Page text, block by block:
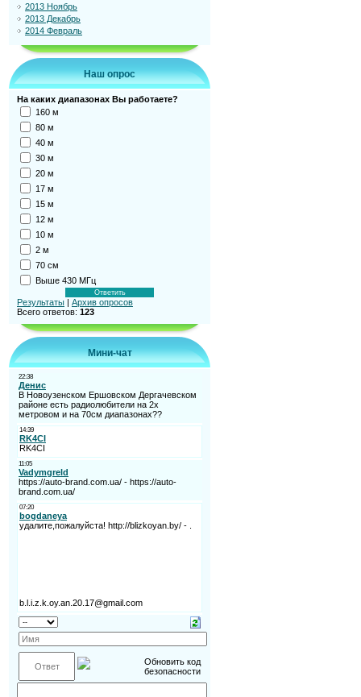
2013 Ноябрь
2013 Декабрь
2014 Февраль
Наш опрос
На каких диапазонах Вы работаете?
160 м
80 м
40 м
30 м
20 м
17 м
15 м
12 м
10 м
2 м
70 см
Выше 430 МГц
Результаты | Архив опросов
Всего ответов: 123
Мини-чат